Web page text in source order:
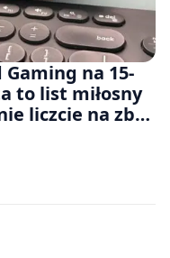
Gaming na 15-
to list miłosny
liczcie na zbyt